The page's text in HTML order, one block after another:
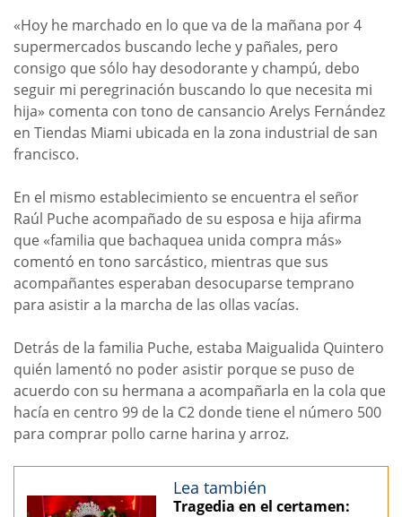
«Hoy he marchado en lo que va de la mañana por 4
supermercados buscando leche y pañales, pero
consigo que sólo hay desodorante y champú, debo
seguir mi peregrinación buscando lo que necesita mi
hija» comenta con tono de cansancio Arelys Fernández
en Tiendas Miami ubicada en la zona industrial de san
francisco.
En el mismo establecimiento se encuentra el señor
Raúl Puche acompañado de su esposa e hija afirma
que «familia que bachaquea unida compra más»
comentó en tono sarcástico, mientras que sus
acompañantes esperaban desocuparse temprano
para asistir a la marcha de las ollas vacías.
Detrás de la familia Puche, estaba Maigualida Quintero
quién lamentó no poder asistir porque se puso de
acuerdo con su hermana a acompañarla en la cola que
hacía en centro 99 de la C2 donde tiene el número 500
para comprar pollo carne harina y arroz.
Lea también
Tragedia en el certamen: